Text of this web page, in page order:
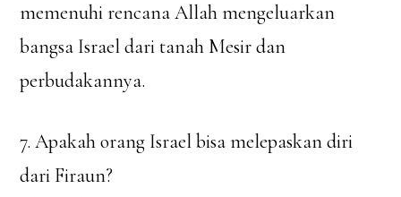
memenuhi rencana Allah mengeluarkan
bangsa Israel dari tanah Mesir dan
perbudakannya.
7. Apakah orang Israel bisa melepaskan diri
dari Firaun?